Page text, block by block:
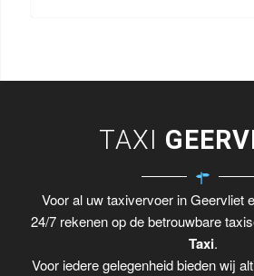
TAXI
Voor al uw taxivervoer in Geervliet
24/7 rekenen op de betrouwbare
Taxi.
Voor iedere gelegenheid bieden wij